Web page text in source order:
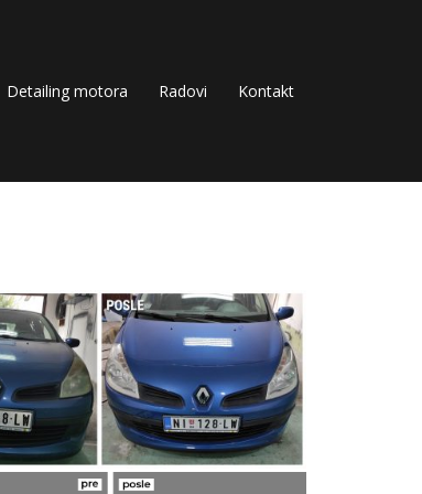
Detailing motora Radovi Kontakt